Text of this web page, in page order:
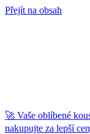
Přejít na obsah
🚀 Vaše oblíbené
nakupujte za lepší